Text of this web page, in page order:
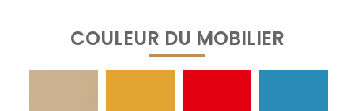
COULEUR DU MOBILIER